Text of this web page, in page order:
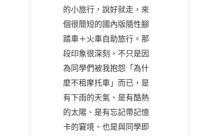
的小旅行，說好就走，來
個很簡短的國內版隨性腳
踏車＋火車自助旅行。那
段印象很深刻，不只是因
為同學們被我抱怨「為什
麼不租摩托車」而已，是
有下雨的天氣、是有酷熱
的太陽、是有忘記帶記憶
卡的窘境、也是與同學即